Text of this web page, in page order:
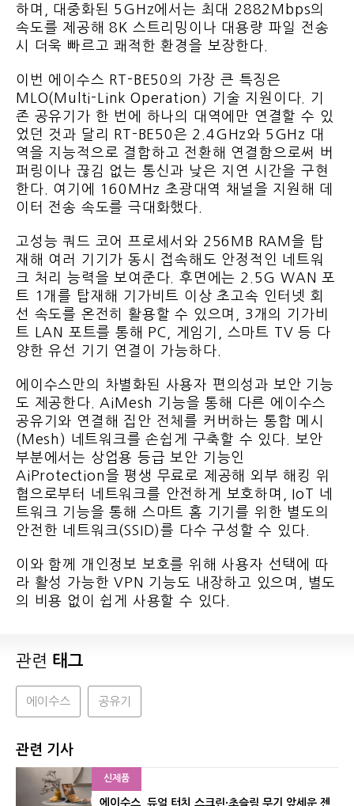
하며, 대중화된 5GHz에서는 최대 2882Mbps의
속도를 제공해 8K 스트리밍이나 대용량 파일 전송
시 더욱 빠르고 쾌적한 환경을 보장한다.
이번 에이수스 RT-BE50의 가장 큰 특징은
MLO(Multi-Link Operation) 기술 지원이다. 기
존 공유기가 한 번에 하나의 대역에만 연결할 수 있
었던 것과 달리 RT-BE50은 2.4GHz와 5GHz 대
역을 지능적으로 결합하고 전환해 연결함으로써 버
퍼링이나 끊김 없는 통신과 낮은 지연 시간을 구현
한다. 여기에 160MHz 초광대역 채널을 지원해 데
이터 전송 속도를 극대화했다.
고성능 쿼드 코어 프로세서와 256MB RAM을 탑
재해 여러 기기가 동시 접속해도 안정적인 네트워
크 처리 능력을 보여준다. 후면에는 2.5G WAN 포
트 1개를 탑재해 기가비트 이상 초고속 인터넷 회
선 속도를 온전히 활용할 수 있으며, 3개의 기가비
트 LAN 포트를 통해 PC, 게임기, 스마트 TV 등 다
양한 유선 기기 연결이 가능하다.
에이수스만의 차별화된 사용자 편의성과 보안 기능
도 제공한다. AiMesh 기능을 통해 다른 에이수스
공유기와 연결해 집안 전체를 커버하는 통합 메시
(Mesh) 네트워크를 손쉽게 구축할 수 있다. 보안
부분에서는 상업용 등급 보안 기능인
AiProtection을 평생 무료로 제공해 외부 해킹 위
협으로부터 네트워크를 안전하게 보호하며, IoT 네
트워크 기능을 통해 스마트 홈 기기를 위한 별도의
안전한 네트워크(SSID)를 다수 구성할 수 있다.
이와 함께 개인정보 보호를 위해 사용자 선택에 따
라 활성 가능한 VPN 기능도 내장하고 있으며, 별도
의 비용 없이 쉽게 사용할 수 있다.
관련 태그
에이수스 공유기
관련 기사
신제품
에이수스, 듀얼 터치 스크린·초슬림 무기 앞세운 젠